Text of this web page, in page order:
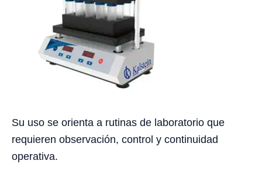
Su uso se orienta a rutinas de laboratorio que
requieren observación, control y continuidad
operativa.